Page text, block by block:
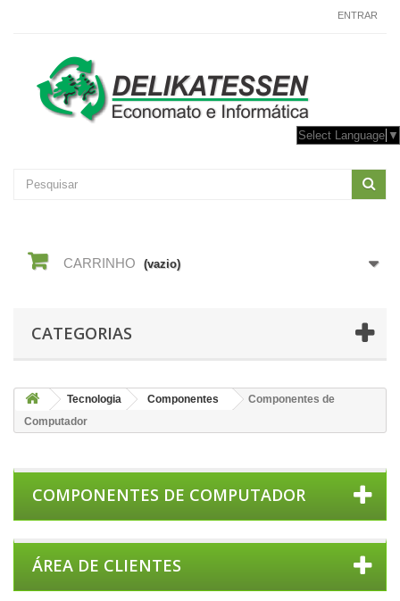
ENTRAR
Select Language ▼
CARRINHO (vazio)
CATEGORIAS
Tecnologia Componentes
Componentes de
Computador
COMPONENTES DE COMPUTADOR
ÁREA DE CLIENTES